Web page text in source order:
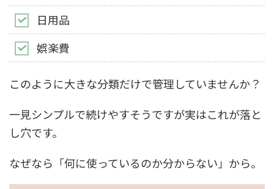
日用品
娯楽費
このように大きな分類だけで管理していませんか？
一見シンプルで続けやすそうですが実はこれが落と
し穴です。
なぜなら「何に使っているのか分からない」から。